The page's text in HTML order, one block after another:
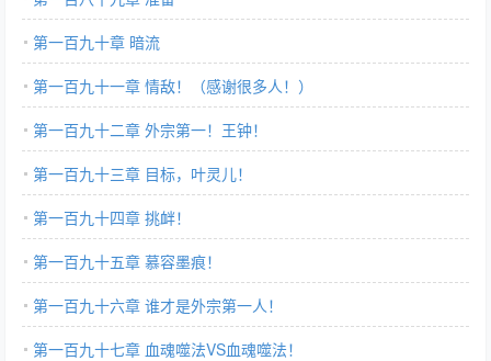
第一百九十章 暗流
第一百九十一章 情敌！（感谢很多人！）
第一百九十二章 外宗第一！王钟！
第一百九十三章 目标，叶灵儿！
第一百九十四章 挑衅！
第一百九十五章 慕容墨痕！
第一百九十六章 谁才是外宗第一人！
第一百九十七章 血魂噬法VS血魂噬法！